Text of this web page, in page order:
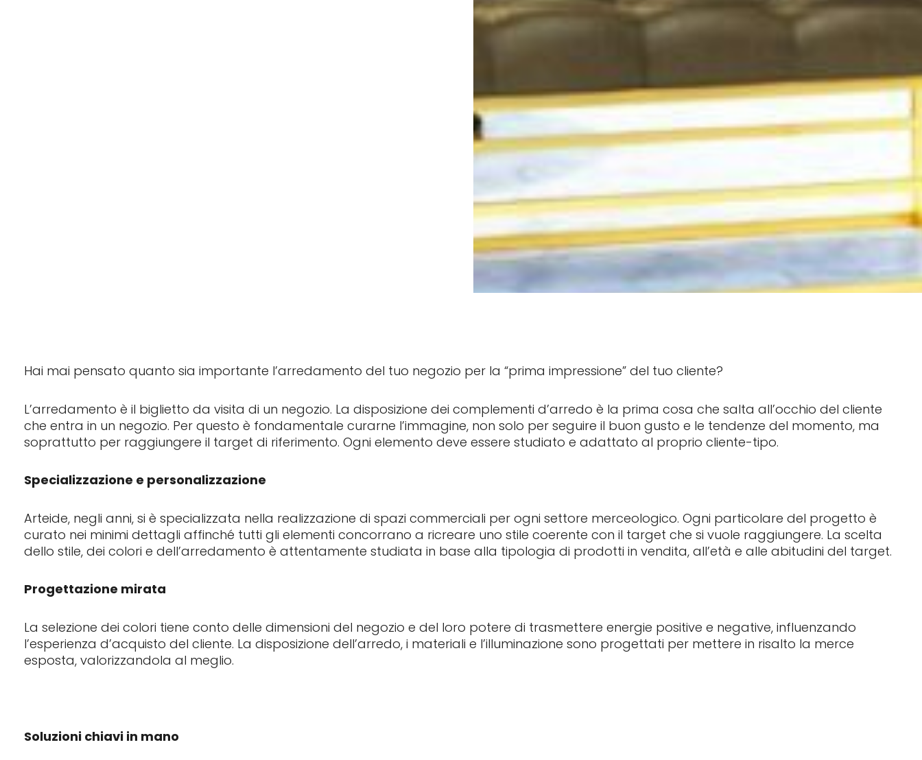
Hai mai pensato quanto sia importante l’arredamento del tuo negozio per la “prima impressione” del tuo cliente?
L’arredamento è il biglietto da visita di un negozio. La disposizione dei complementi d’arredo è la prima cosa che salta all’occhio del cliente
che entra in un negozio. Per questo è fondamentale curarne l’immagine, non solo per seguire il buon gusto e le tendenze del momento, ma
soprattutto per raggiungere il target di riferimento. Ogni elemento deve essere studiato e adattato al proprio cliente-tipo.
Specializzazione e personalizzazione
Arteide, negli anni, si è specializzata nella realizzazione di spazi commerciali per ogni settore merceologico. Ogni particolare del progetto è
curato nei minimi dettagli affinché tutti gli elementi concorrano a ricreare uno stile coerente con il target che si vuole raggiungere. La scelta
dello stile, dei colori e dell’arredamento è attentamente studiata in base alla tipologia di prodotti in vendita, all’età e alle abitudini del target.
Progettazione mirata
La selezione dei colori tiene conto delle dimensioni del negozio e del loro potere di trasmettere energie positive e negative, influenzando
l’esperienza d’acquisto del cliente. La disposizione dell’arredo, i materiali e l’illuminazione sono progettati per mettere in risalto la merce
esposta, valorizzandola al meglio.
Soluzioni chiavi in mano